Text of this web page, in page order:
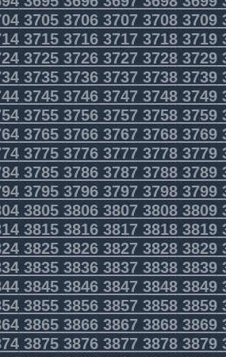
37053706370737083709
37153716371737183719
37253726372737283729
37353736373737383739
37453746374737483749
37553756375737583759
37653766376737683769
37753776377737783779
37853786378737883789
37953796379737983799
38053806380738083809
38153816381738183819
38253826382738283829
38353836383738383839
38453846384738483849
38553856385738583859
38653866386738683869
38753876387738783879